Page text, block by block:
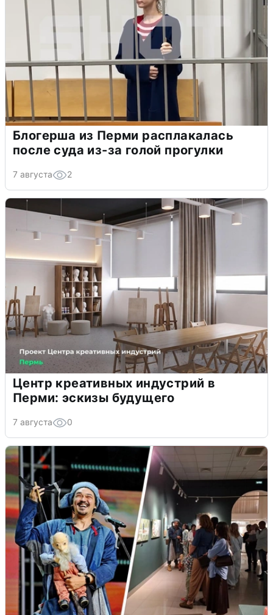
Блогерша из Перми расплакалась
после суда из-за голой прогулки
7 августа 2
Центр креативных индустрий в
Перми: эскизы будущего
7 августа 0